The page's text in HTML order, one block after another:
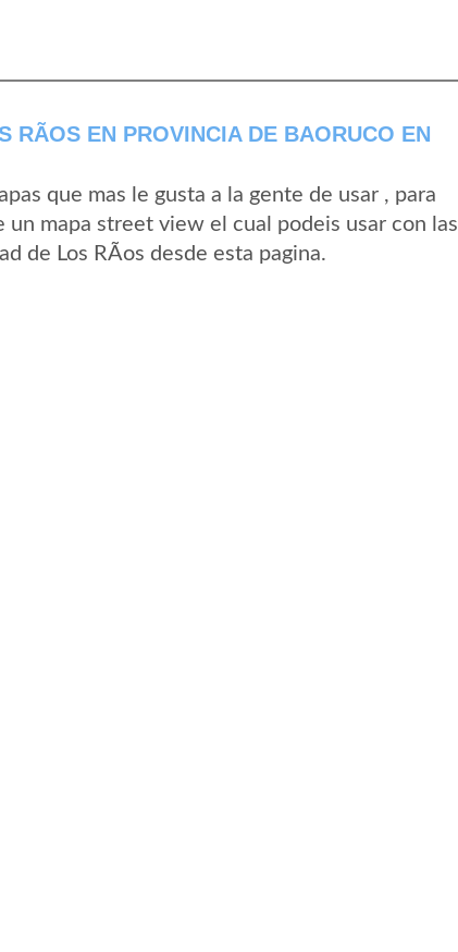
RÃ­OS EN PROVINCIA DE BAORUCO EN
que mas le gusta a la gente de usar , para
un mapa street view el cual podeis usar con las
de Los RÃ­os desde esta pagina.